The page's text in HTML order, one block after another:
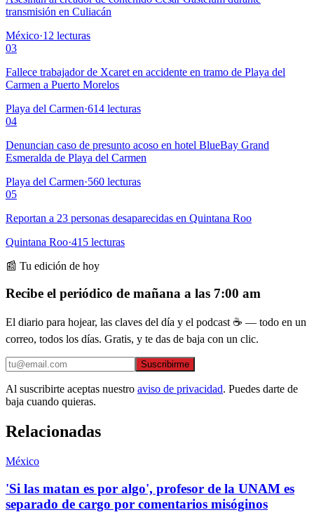
transmisión en Culiacán
México·12 lecturas
03
Fallece trabajador de Xcaret en accidente en tramo de Playa del
Carmen a Puerto Morelos
Playa del Carmen·614 lecturas
04
Denuncian caso de presunto acoso en hotel BlueBay Grand
Esmeralda de Playa del Carmen
Playa del Carmen·560 lecturas
05
Reportan a 23 personas desaparecidas en Quintana Roo
Quintana Roo·415 lecturas
📰 Tu edición de hoy
Recibe el periódico de mañana a las 7:00 am
El diario para hojear, las claves del día y el podcast ☕ — todo en un
correo, todos los días. Gratis, y te das de baja con un clic.
Suscribirme
Al suscribirte aceptas nuestro aviso de privacidad. Puedes darte de
baja cuando quieras.
Relacionadas
México
'Si las matan es por algo', profesor de la UNAM es
separado de cargo por comentarios misóginos